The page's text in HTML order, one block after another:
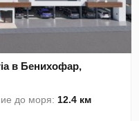
в Бенихофар,
до моря: 12.4 км